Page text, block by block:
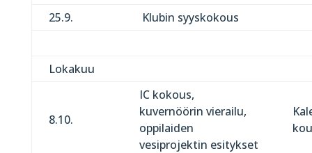
25.9.
Klubin syyskokous
Lokakuu
8.10.
IC kokous,
kuvernöörin vierailu,
oppilaiden
vesiprojektin esitykset